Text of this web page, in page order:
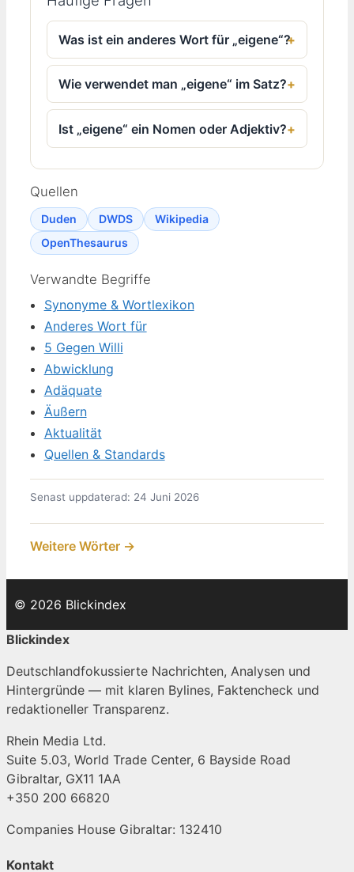
Was ist ein anderes Wort für „eigene“?
Wie verwendet man „eigene“ im Satz?
Ist „eigene“ ein Nomen oder Adjektiv?
Quellen
Duden DWDS
Wikipedia
OpenThesaurus
Verwandte Begriffe
Synonyme & Wortlexikon
Anderes Wort für
5 Gegen Willi
Abwicklung
Adäquate
Äußern
Aktualität
Quellen & Standards
Senast uppdaterad: 24 Juni 2026
Weitere Wörter →
© 2026 Blickindex
Blickindex
Deutschlandfokussierte Nachrichten, Analysen und
Hintergründe — mit klaren Bylines, Faktencheck und
redaktioneller Transparenz.
Rhein Media Ltd.
Suite 5.03, World Trade Center, 6 Bayside Road
Gibraltar, GX11 1AA
+350 200 66820
Companies House Gibraltar: 132410
Kontakt